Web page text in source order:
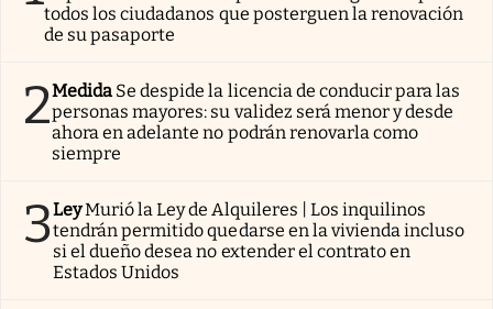
todos los ciudadanos que posterguen la renovación
de su pasaporte
2Medida Se despide la licencia de conducir para las
personas mayores: su validez será menor y desde
ahora en adelante no podrán renovarla como
siempre
3LeyMurió la Ley de Alquileres | Los inquilinos
tendrán permitido quedarse en la vivienda incluso
si el dueño desea no extender el contrato en
Estados Unidos